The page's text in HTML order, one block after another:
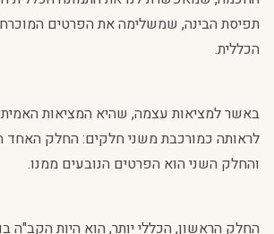
תפיסת הבינה, שמשלימה את הפרטים
הכללית.
באשר למציאות עצמה, שהיא המציאות
לראותה כמורכבת משני חלקים: החלק האחד
והחלק השני הוא הפרטים הנובעים ממנו.
החלק הראשון, הכללי יותר, הוא היות הקב"ה